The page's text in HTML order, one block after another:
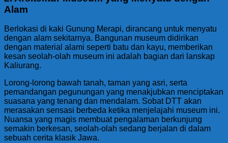
Alam
Berlokasi di kaki Gunung Merapi, dirancang untuk menyatu
dengan alam sekitarnya. Bangunan museum didirikan
dengan material alami seperti batu dan kayu, memberikan
kesan seolah-olah museum ini adalah bagian dari lanskap
Kaliurang.
Lorong-lorong bawah tanah, taman yang asri, serta
pemandangan pegunungan yang menakjubkan menciptakan
suasana yang tenang dan mendalam. Sobat DTT akan
merasakan sensasi berbeda ketika menjelajahi museum ini.
Nuansa yang magis membuat pengalaman berkunjung
semakin berkesan, seolah-olah sedang berjalan di dalam
sebuah cerita klasik Jawa.